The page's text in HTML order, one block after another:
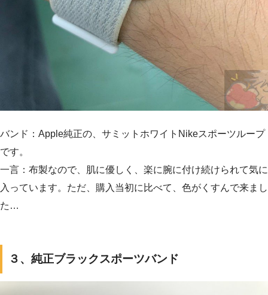
バンド：Apple純正の、サミットホワイトNikeスポーツループ
です。
一言：布製なので、肌に優しく、楽に腕に付け続けられて気に
入っています。ただ、購入当初に比べて、色がくすんで来まし
た…
３、純正ブラックスポーツバンド